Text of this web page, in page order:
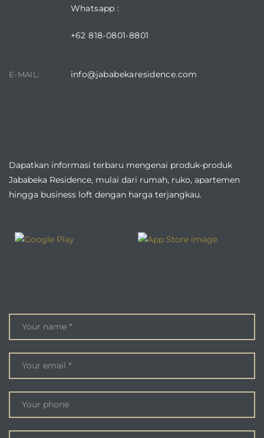
Whatsapp :
+62 818-0801-8801
E-MAIL: info@jababekaresidence.com
Dapatkan informasi terbaru mengenai produk-produk
Jababeka Residence, mulai dari rumah, ruko, apartemen
hingga business loft dengan harga terjangkau.